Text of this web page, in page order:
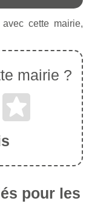
cette mairie,
mairie ?
pour les